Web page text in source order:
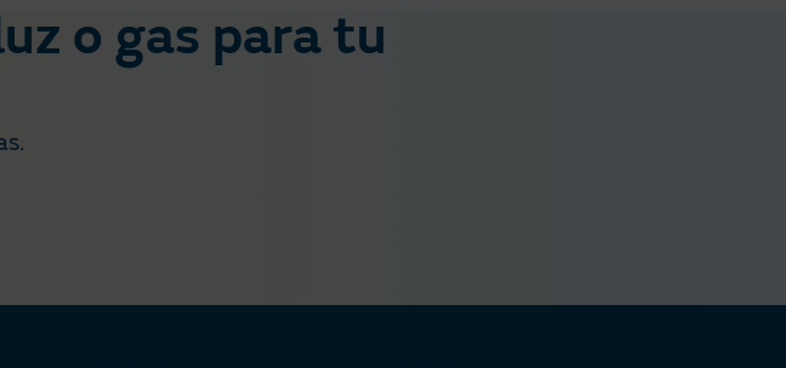
o gas para tu